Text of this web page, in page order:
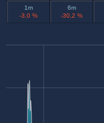
1m
-3,0 %
6m
-30,2 %